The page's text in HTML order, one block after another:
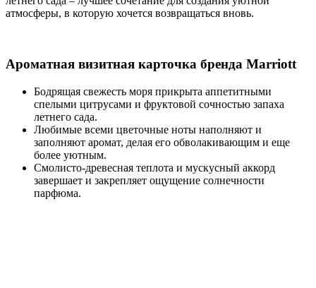
атмосферы, в которую хочется возвращаться вновь.
Ароматная визитная карточка бренда Marriott
Бодрящая свежесть моря прикрыта аппетитными
спелыми цитрусами и фруктовой сочностью запаха
летнего сада.
Любимые всеми цветочные ноты наполняют и
заполняют аромат, делая его обволакивающим и еще
более уютным.
Смолисто-древесная теплота и мускусный аккорд
завершает и закрепляет ощущение солнечности
парфюма.